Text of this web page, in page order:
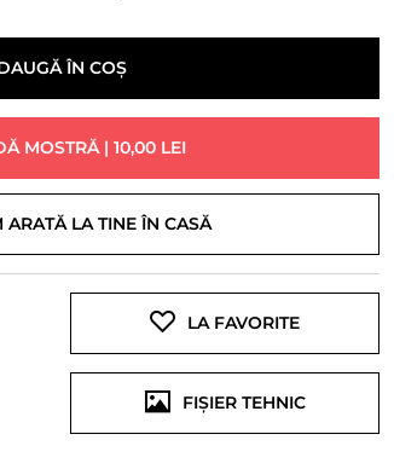
ÎN COȘ
MOSTRĂ | 10,00 LEI
ARATĂ LA TINE ÎN CASĂ
LA FAVORITE
FIȘIER TEHNIC